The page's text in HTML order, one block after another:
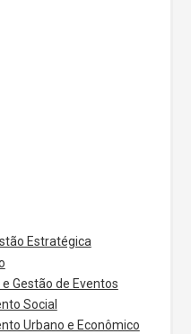
Estratégica
Gestão de Eventos
Social
Urbano e Econômico